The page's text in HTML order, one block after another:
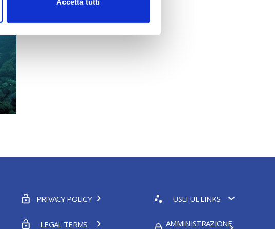
Accetta tutti
PRIVACY POLICY USEFUL LINKS
LEGAL TERMS
AMMINISTRAZIONE